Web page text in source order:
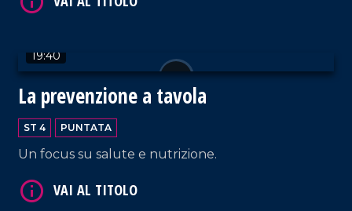
19:40
La prevenzione a tavola
ST 4 PUNTATA
Un focus su salute e nutrizione.
VAI AL TITOLO